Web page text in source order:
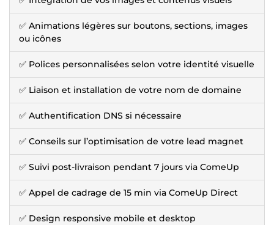
✅ Animations légères sur boutons, sections, images
ou icônes
✅ Polices personnalisées selon votre identité visuelle
✅ Liaison et installation de votre nom de domaine
✅ Authentification DNS si nécessaire
✅ Conseils sur l’optimisation de votre lead magnet
✅ Suivi post-livraison pendant 7 jours via ComeUp
✅ Appel de cadrage de 15 min via ComeUp Direct
✅ Design responsive mobile et desktop